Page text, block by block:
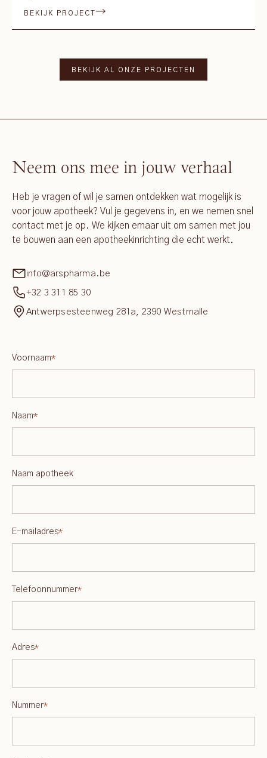
BEKIJK PROJECT
BEKIJK AL ONZE PROJECTEN
Neem ons mee in jouw verhaal
Heb je vragen of wil je samen ontdekken wat mogelijk is
voor jouw apotheek? Vul je gegevens in, en we nemen snel
contact met je op. We kijken ernaar uit om samen met jou
te bouwen aan een apotheekinrichting die echt werkt.
info@arspharma.be
+32 3 311 85 30
Antwerpsesteenweg 281a, 2390 Westmalle
Voornaam*
Naam*
Naam apotheek
E-mailadres*
Telefoonnummer*
Adres*
Nummer*